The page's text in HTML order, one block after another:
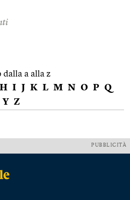
a alla z
H I J K L M N O P Q
Y Z
PUBBLICITÀ